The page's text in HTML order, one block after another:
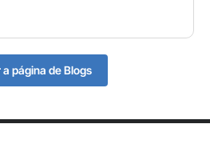
página de Blogs